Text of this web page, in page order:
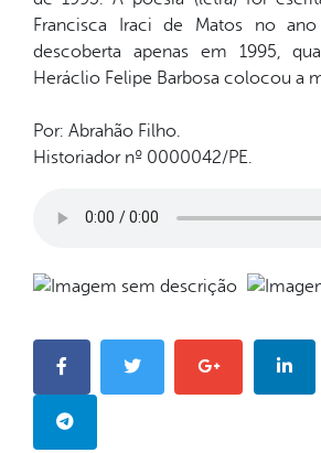
Francisca Iraci de Matos no
descoberta apenas em 1995,
Heráclio Felipe Barbosa colocou a
Por: Abrahão Filho.
Historiador nº 0000042/PE.